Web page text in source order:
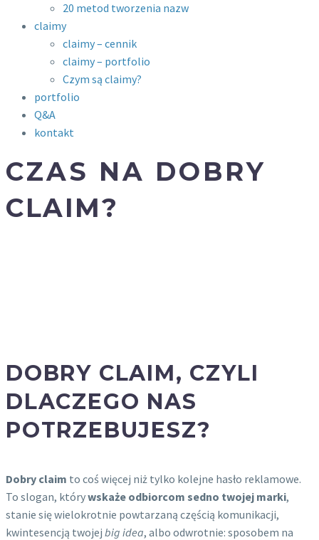
20 metod tworzenia nazw
claimy
claimy – cennik
claimy – portfolio
Czym są claimy?
portfolio
Q&A
kontakt
CZAS NA DOBRY
CLAIM?
DOBRY CLAIM, CZYLI
DLACZEGO NAS
POTRZEBUJESZ?
Dobry claim to coś więcej niż tylko kolejne hasło reklamowe.
To slogan, którywskaże odbiorcom sedno twojej marki,
stanie się wielokrotnie powtarzaną częścią komunikacji,
kwintesencją twojej big idea, albo odwrotnie: sposobem na